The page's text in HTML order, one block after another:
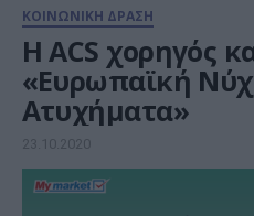
ΚΟΙΝΩΝΙΚΗ ΔΡΑΣΗ
Η ACS χορηγός
«Ευρωπαϊκή
Ατυχήματα»
23.10.2020